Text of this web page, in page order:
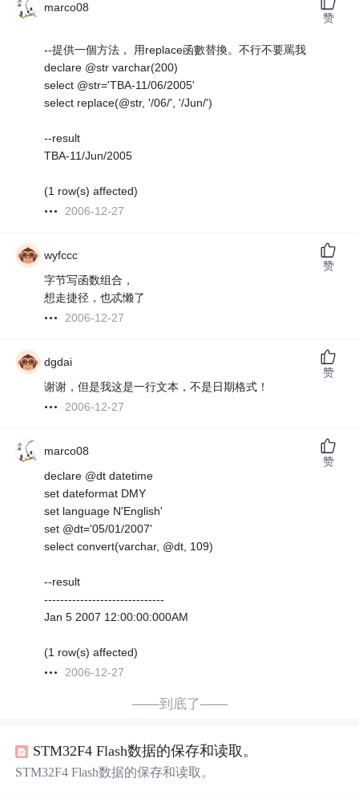
marco08
--提供一個方法， 用replace函數替換。不行不要罵我
declare @str varchar(200)
select @str='TBA-11/06/2005'
select replace(@str, '/06/', '/Jun/')
--result
TBA-11/Jun/2005
(1 row(s) affected)
2006-12-27
赞
wyfccc
字节写函数组合，
想走捷径，也忒懒了
2006-12-27
赞
dgdai
谢谢，但是我这是一行文本，不是日期格式！
2006-12-27
赞
marco08
declare @dt datetime
set dateformat DMY
set language N'English'
set @dt='05/01/2007'
select convert(varchar, @dt, 109)
--result
------------------------------
Jan 5 2007 12:00:00:000AM
(1 row(s) affected)
2006-12-27
赞
——到底了——
STM32F4 Flash数据的保存和读取。
STM32F4 Flash数据的保存和读取。